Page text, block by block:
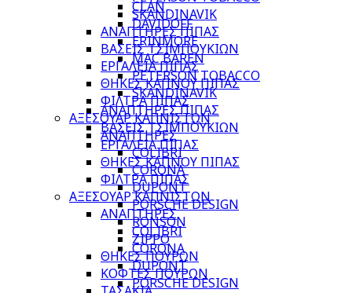
SKANDINAVIK
ΑΝΑΠΤΗΡΕΣ ΠΙΠΑΣ
ΒΑΣΕΙΣ ΤΣΙΜΠΟΥΚΙΩΝ
ΕΡΓΑΛΕΙΑ ΠΙΠΑΣ
ΘΗΚΕΣ ΚΑΠΝΟΥ ΠΙΠΑΣ
ΦΙΛΤΡΑ ΠΙΠΑΣ
ΑΞΕΣΟΥΑΡ ΚΑΠΝΙΣΤΩΝ
ΑΝΑΠΤΗΡΕΣ
COLIBRI
CORONA
DUPONT
PORSCHE DESIGN
RONSON
ZIPPO
ΘΗΚΕΣ ΠΟΥΡΩΝ
ΚΟΦΤΕΣ ΠΟΥΡΩΝ
CLAN
DAVIDOFF
ERINMORE
MAC BAREN
PETERSON TOBACCO
SKANDINAVIK
ΑΝΑΠΤΗΡΕΣ ΠΙΠΑΣ
ΒΑΣΕΙΣ ΤΣΙΜΠΟΥΚΙΩΝ
ΕΡΓΑΛΕΙΑ ΠΙΠΑΣ
ΘΗΚΕΣ ΚΑΠΝΟΥ ΠΙΠΑΣ
ΦΙΛΤΡΑ ΠΙΠΑΣ
ΑΞΕΣΟΥΑΡ ΚΑΠΝΙΣΤΩΝ
ΑΝΑΠΤΗΡΕΣ
COLIBRI
CORONA
DUPONT
PORSCHE DESIGN